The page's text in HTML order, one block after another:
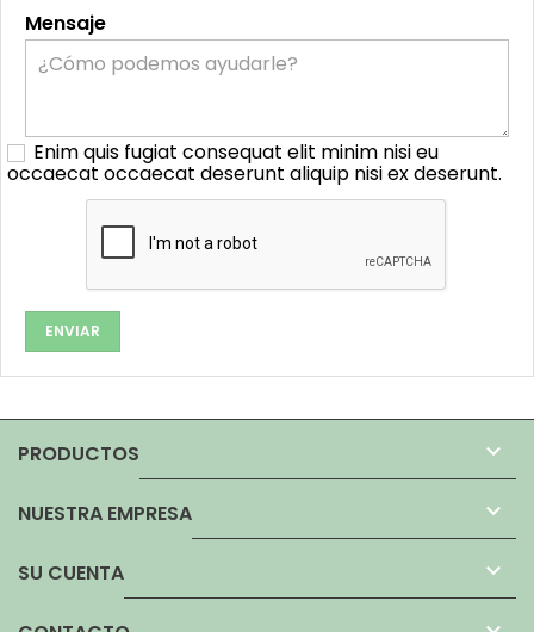
Mensaje
Enim quis fugiat consequat elit minim nisi eu
occaecat occaecat deserunt aliquip nisi ex deserunt.
PRODUCTOS 
NUESTRA EMPRESA 
SU CUENTA 